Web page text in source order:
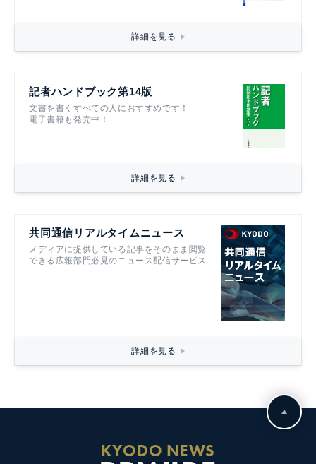
詳細を見る
記者ハンドブック第14版
文書を書くすべての人におすすめです！
電子書籍も発売中！
詳細を見る
共同通信リアルタイムニュース
メディアに提供している記事をそのまま閲覧
できる広報部門必見のニュース配信サービス
詳細を見る
KYODO NEWS